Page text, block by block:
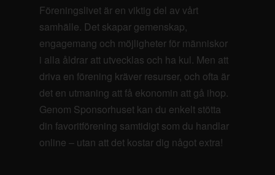
Föreningslivet är en viktig del av vårt
samhälle. Det skapar gemenskap,
engagemang och möjligheter för människor
i alla åldrar att utvecklas och ha kul. Men att
driva en förening kräver resurser, och ofta är
det en utmaning att få ekonomin att gå ihop.
Genom Sponsorhuset kan du enkelt stötta
din favoritförening samtidigt som du handlar
online – utan att det kostar dig något extra!